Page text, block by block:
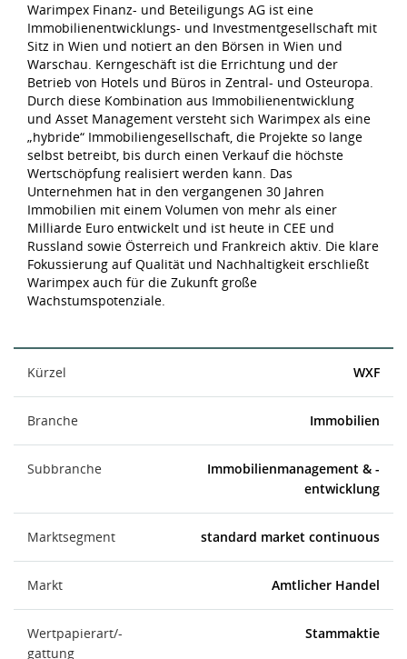
Warimpex Finanz- und Beteiligungs AG ist eine
Immobilienentwicklungs- und Investmentgesellschaft mit
Sitz in Wien und notiert an den Börsen in Wien und
Warschau. Kerngeschäft ist die Errichtung und der
Betrieb von Hotels und Büros in Zentral- und Osteuropa.
Durch diese Kombination aus Immobilienentwicklung
und Asset Management versteht sich Warimpex als eine
„hybride“ Immobiliengesellschaft, die Projekte so lange
selbst betreibt, bis durch einen Verkauf die höchste
Wertschöpfung realisiert werden kann. Das
Unternehmen hat in den vergangenen 30 Jahren
Immobilien mit einem Volumen von mehr als einer
Milliarde Euro entwickelt und ist heute in CEE und
Russland sowie Österreich und Frankreich aktiv. Die klare
Fokussierung auf Qualität und Nachhaltigkeit erschließt
Warimpex auch für die Zukunft große
Wachstumspotenziale.
Kürzel WXF
Branche Immobilien
Subbranche
Immobilienmanagement & -
entwicklung
Marktsegment standard market continuous
Markt Amtlicher Handel
Wertpapierart/-
gattung
Stammaktie